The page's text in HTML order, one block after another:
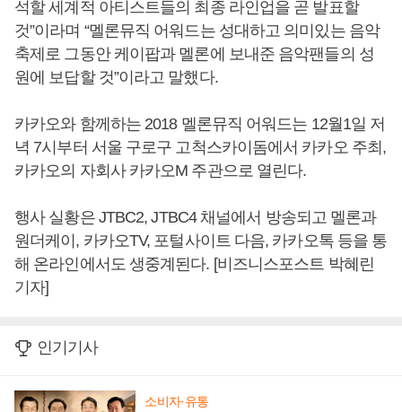
석할 세계적 아티스트들의 최종 라인업을 곧 발표할
것”이라며 “멜론뮤직 어워드는 성대하고 의미있는 음악
축제로 그동안 케이팝과 멜론에 보내준 음악팬들의 성
원에 보답할 것”이라고 말했다.
카카오와 함께하는 2018 멜론뮤직 어워드는 12월1일 저
녁 7시부터 서울 구로구 고척스카이돔에서 카카오 주최,
카카오의 자회사 카카오M 주관으로 열린다.
행사 실황은 JTBC2, JTBC4 채널에서 방송되고 멜론과
원더케이, 카카오TV, 포털사이트 다음, 카카오톡 등을 통
해 온라인에서도 생중계된다. [비즈니스포스트 박혜린
기자]
인기기사
소비자·유통